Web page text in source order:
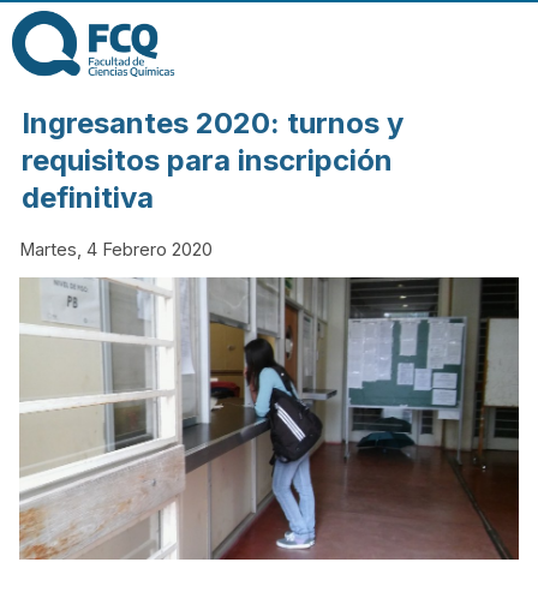
FACULTAD DE
CIENCIAS
LA
UNIVERSIDAD
NACIONAL DE
CÓRDOBA
Ingresantes 2020: turnos y
requisitos para inscripción
definitiva
Martes, 4 Febrero 2020